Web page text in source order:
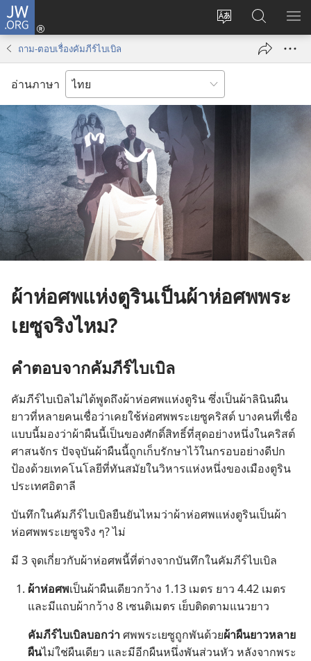
JW.ORG
เปลี่ยน
เข้า
(เปิด
ใหม่)
ค้นหา
ใน
JW.ORG
แส
ถาม-ตอบเรื่องคัมภีร์ไบเบิล
อ่านภาษา
ผ้าห่อศพแห่งตูรินเป็นผ้าห่อศพพระ
เยซูจริงไหม?
คำ​ตอบ​จาก​คัมภีร์​ไบเบิล
คัมภีร์​ไบเบิล​ไม่​ได้​พูด​ถึง​ผ้า​ห่อ​ศพ​แห่ง​ตูริน ซึ่ง​เป็น​ผ้า​ลินิน​ผืน​
ยาว​ที่​หลาย​คน​เชื่อ​ว่า​เคย​ใช้​ห่อ​ศพ​พระ​เยซู​คริสต์ บาง​คน​ที่​เชื่อ​
แบบ​นี้​มอง​ว่า​ผ้า​ผืน​นี้​เป็น​ของ​ศักดิ์สิทธิ์​ที่​สุด​อย่าง​หนึ่ง​ใน​คริสต์​
ศาสนจักร ปัจจุบัน​ผ้า​ผืน​นี้​ถูก​เก็บ​รักษา​ไว้​ใน​กรอบ​อย่าง​ดี​ปก​
ป้อง​ด้วย​เทคโนโลยี​ที่​ทัน​สมัย​ใน​วิหาร​แห่ง​หนึ่ง​ของ​เมือง​ตูริน
ประเทศ​อิตาลี
บันทึก​ใน​คัมภีร์​ไบเบิล​ยืน​ยัน​ไหม​ว่า​ผ้า​ห่อ​ศพ​แห่ง​ตูริน​เป็น​ผ้า​
ห่อ​ศพ​พระ​เยซู​จริง​ ๆ? ไม่
มี 3 จุด​เกี่ยว​กับ​ผ้า​ห่อ​ศพ​นี้​ที่​ต่าง​จาก​บันทึก​ใน​คัมภีร์​ไบเบิล
ผ้า​ห่อ​ศพ​เป็น​ผ้า​ผืน​เดียว​กว้าง 1.13 เมตร ยาว 4.42 เมตร
และ​มี​แถบ​ผ้า​กว้าง 8 เซนติเมตร เย็บ​ติด​ตาม​แนว​ยาว
คัมภีร์​ไบเบิล​บอก​ว่าศพ​พระ​เยซู​ถูก​พัน​ด้วย​ผ้า​ผืน​ยาว​หลาย​
ผืน​ไม่​ใช่​ผืน​เดียว และ​มี​อีก​ผืน​หนึ่ง​พัน​ส่วน​หัว หลัง​จาก​พระ​